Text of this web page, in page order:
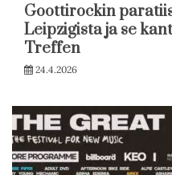
Goottirockin
Leipzigista ja se
Treffen
24.4.2026